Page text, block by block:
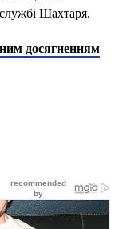
Шахтаря.
досягненням